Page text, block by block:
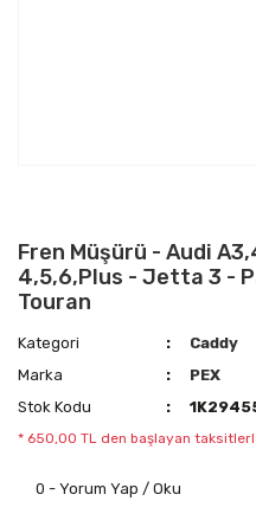
Fren Müşürü - Audi
4,5,6,Plus - Jetta 3 -
Touran
Kategori
Caddy
Marka
PEX
Stok Kodu
* 650,00 TL den başlayan
0 - Yorum Yap / Oku